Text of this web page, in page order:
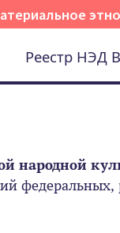
Реестр НЭД
народной